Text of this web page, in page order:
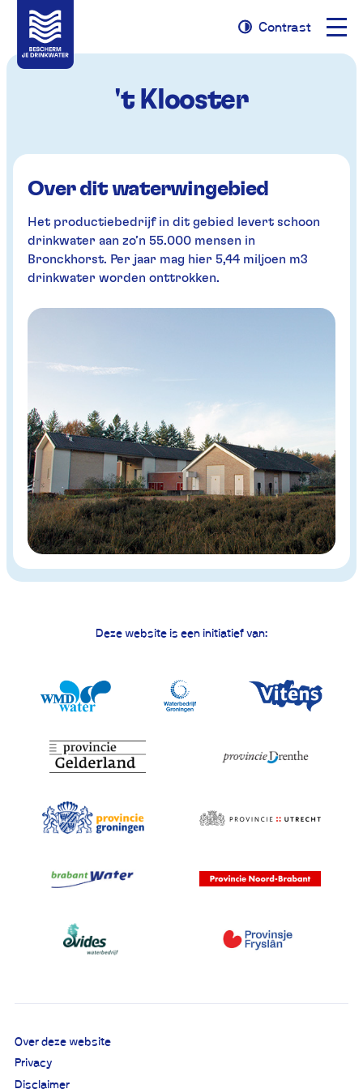
Naar
navigatie
Naar
inhoud
Contrast
Contrast
't Klooster
Over dit waterwingebied
Het productiebedrijf in dit gebied levert schoon
drinkwater aan zo’n 55.000 mensen in
Bronckhorst. Per jaar mag hier 5,44 miljoen m3
drinkwater worden onttrokken.
Deze website is een initiatief van:
Over deze website
Privacy
Disclaimer